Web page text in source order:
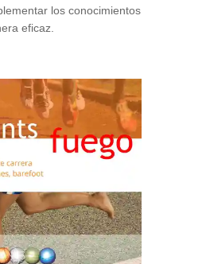
los conocimientos
eficaz.